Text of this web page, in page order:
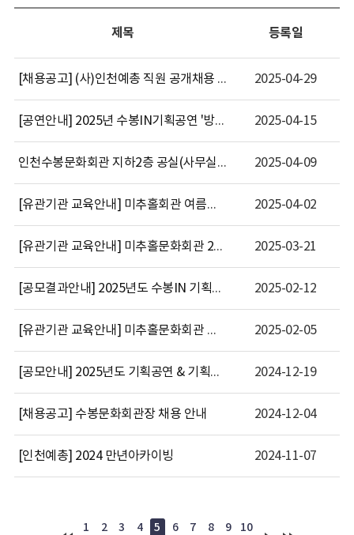
제목 등록일
[채용공고] (사)인천예총 직원 공개채용 공고 2025-04-29
[공연안내] 2025년 수봉IN기획공연 '방방꽃꽃' 2025-04-15
인천수봉문화회관 지하2층 공실(사무실) 리모델링 공사 계약 체결 공시 2025-04-09
[유관기관 교육안내] 미추홀회관 여름학기 95기 안내 2025-04-02
[유관기관 교육안내] 미추홀문화회관 2025 소소음악회 안내 2025-03-21
[공모결과안내] 2025년도 수봉IN 기획공연 및 전시 공모 선정 결과 안내 2025-02-12
[유관기관 교육안내] 미추홀문화회관 봄학기 프로그램 안내 2025-02-05
[공모안내] 2025년도 기획공연 & 기획전시 공모 안내 2024-12-19
[채용공고] 수봉문화회관장 채용 안내 2024-12-04
[인천예총] 2024 만년아카이빙 2024-11-07
1 2 3 4 5 6 7 8 9 10